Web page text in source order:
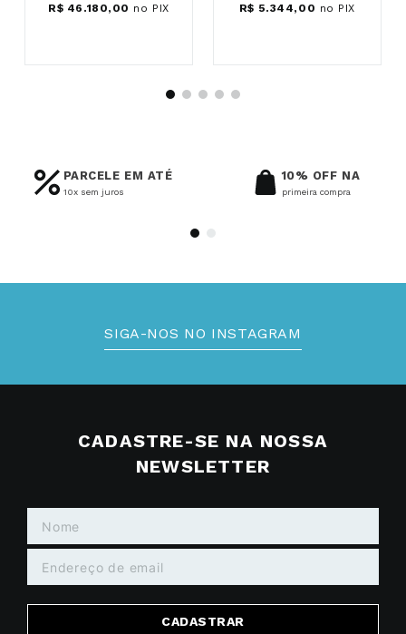
R$ 46 .180, 00 no PIX R$ 5.344, 00 no PIX
PARCELE EM ATÉ
10x sem juros
10% OFF NA
primeira compra
SIGA-NOS NO INSTAGRAM
CADASTRE-SE NA NOSSA
NEWSLETTER
CADASTRAR